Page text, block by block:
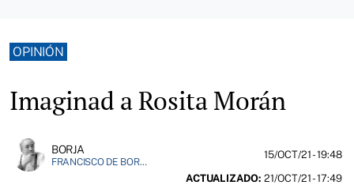
OPINIÓN
Imaginad a Rosita Morán
BORJA
FRANCISCO DE BORJA MÁRQUEZ, FUNDADOR DE EL FIELATO
15/OCT/21- 19:48
ACTUALIZADO: 21/OCT/21 - 17:49